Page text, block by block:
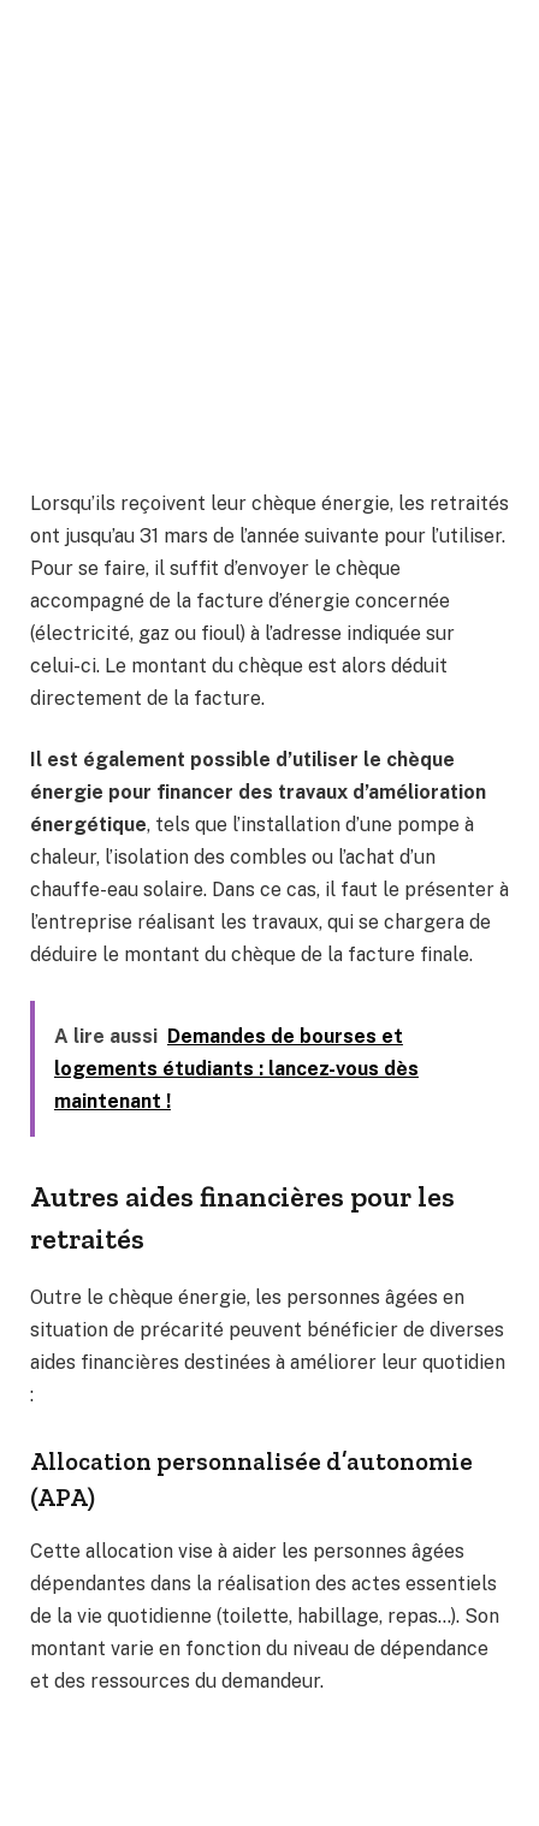
Lorsqu’ils reçoivent leur chèque énergie, les retraités
ont jusqu’au 31 mars de l’année suivante pour l’utiliser.
Pour se faire, il suffit d’envoyer le chèque
accompagné de la facture d’énergie concernée
(électricité, gaz ou fioul) à l’adresse indiquée sur
celui-ci. Le montant du chèque est alors déduit
directement de la facture.
Il est également possible d’utiliser le chèque
énergie pour financer des travaux d’amélioration
énergétique, tels que l’installation d’une pompe à
chaleur, l’isolation des combles ou l’achat d’un
chauffe-eau solaire. Dans ce cas, il faut le présenter à
l’entreprise réalisant les travaux, qui se chargera de
déduire le montant du chèque de la facture finale.
A lire aussi Demandes de bourses et
logements étudiants : lancez-vous dès
maintenant !
Autres aides financières pour les
retraités
Outre le chèque énergie, les personnes âgées en
situation de précarité peuvent bénéficier de diverses
aides financières destinées à améliorer leur quotidien
:
Allocation personnalisée d’autonomie
(APA)
Cette allocation vise à aider les personnes âgées
dépendantes dans la réalisation des actes essentiels
de la vie quotidienne (toilette, habillage, repas…). Son
montant varie en fonction du niveau de dépendance
et des ressources du demandeur.